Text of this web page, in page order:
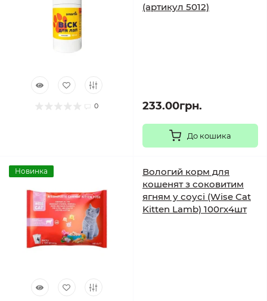
0
(артикул 5012)
233.00грн.
До кошика
Новинка
Вологий корм для
кошенят з соковитим
ягням у соусі (Wise Cat
Kitten Lamb) 100гх4шт